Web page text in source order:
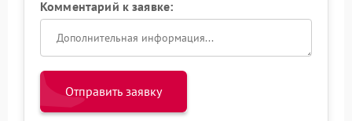
Комментарий к заявке:
Отправить заявку